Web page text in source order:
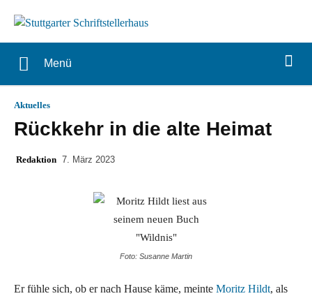
Menü
Aktuelles
Rückkehr in die alte Heimat
Redaktion 7. März 2023
Foto: Susanne Martin
Er fühle sich, ob er nach Hause käme, meinte Moritz Hildt, als